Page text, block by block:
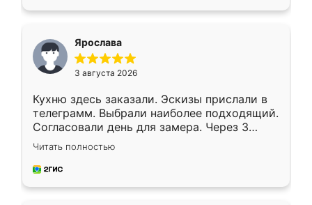
Ярослава
3 августа 2026
Кухню здесь заказали. Эскизы прислали в
телеграмм. Выбрали наиболее подходящий.
Согласовали день для замера. Через 3
недели кухня была уже готова. Остались
довольны работой. Спасибо Ренессанс
мебель за качественную работу!
Читать полностью